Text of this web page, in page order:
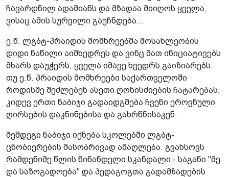
ჩავარდნილ ადამიანს და მზადაა მიიღოს ყველა,
ვისაც ამის სურვილი გაუჩნდება...
ე.წ. ლგბტ-პრაიდის მომხრეებმა მოსახლეობის
დიდი ნაწილი აიმხედრეს და ვინც მათ ინიციატივებს
მხარს დაუჭერს, ყველა იმავე ხვედრს გაიზიარებს.
თუ ე.წ. პრაიდის მომხრეები საქართველოში
როდისმე შეძლებენ ასეთი ღონისძიების ჩატარებას,
კიდევ ერთი ნაბიჯი გადაიდგმება ჩვენი ეროვნული
ღირსების დაკნინებისა და გახრწნისაკენ.
შემდეგი ნაბიჯი იქნება სკოლებში ლგბტ-
ცნობიერების მასობრივად ამაღლება. გვახსოვს
რამდენიმე წლის წინანდელი სკანდალი - საგანი "მე
და საზოგადოება" და პედაგოგთა გადამზადების